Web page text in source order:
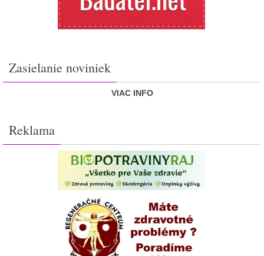
Zasielanie noviniek
VIAC INFO
Reklama